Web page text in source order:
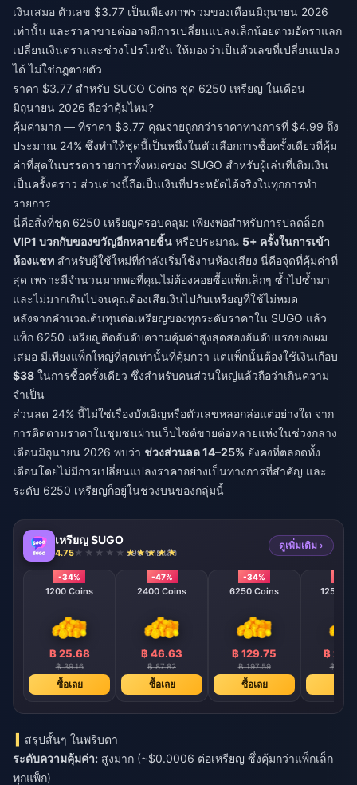
เงินเสมอ ตัวเลข $3.77 เป็นเพียงภาพรวมของเดือนมิถุนายน 2026
เท่านั้น และราคาขายต่ออาจมีการเปลี่ยนแปลงเล็กน้อยตามอัตราแลก
เปลี่ยนเงินตราและช่วงโปรโมชัน ให้มองว่าเป็นตัวเลขที่เปลี่ยนแปลง
ได้ ไม่ใช่กฎตายตัว
ราคา $3.77 สำหรับ SUGO Coins ชุด 6250 เหรียญ ในเดือน
มิถุนายน 2026 ถือว่าคุ้มไหม?
คุ้มค่ามาก — ที่ราคา $3.77 คุณจ่ายถูกกว่าราคาทางการที่ $4.99 ถึง
ประมาณ 24% ซึ่งทำให้ชุดนี้เป็นหนึ่งในตัวเลือกการซื้อครั้งเดียวที่คุ้ม
ค่าที่สุดในบรรดารายการทั้งหมดของ SUGO สำหรับผู้เล่นที่เติมเงิน
เป็นครั้งคราว ส่วนต่างนี้ถือเป็นเงินที่ประหยัดได้จริงในทุกการทำ
รายการ
นี่คือสิ่งที่ชุด 6250 เหรียญครอบคลุม: เพียงพอสำหรับการปลดล็อก
VIP1 บวกกับของขวัญอีกหลายชิ้น หรือประมาณ 5+ ครั้งในการเข้า
ห้องแชท สำหรับผู้ใช้ใหม่ที่กำลังเริ่มใช้งานห้องเสียง นี่คือจุดที่คุ้มค่าที่
สุด เพราะมีจำนวนมากพอที่คุณไม่ต้องคอยซื้อแพ็กเล็กๆ ซ้ำไปซ้ำมา
และไม่มากเกินไปจนคุณต้องเสียเงินไปกับเหรียญที่ใช้ไม่หมด
หลังจากคำนวณต้นทุนต่อเหรียญของทุกระดับราคาใน SUGO แล้ว
แพ็ก 6250 เหรียญติดอันดับความคุ้มค่าสูงสุดสองอันดับแรกของผม
เสมอ มีเพียงแพ็กใหญ่ที่สุดเท่านั้นที่คุ้มกว่า แต่แพ็กนั้นต้องใช้เงินเกือบ
$38 ในการซื้อครั้งเดียว ซึ่งสำหรับคนส่วนใหญ่แล้วถือว่าเกินความ
จำเป็น
ส่วนลด 24% นี้ไม่ใช่เรื่องบังเอิญหรือตัวเลขหลอกล่อแต่อย่างใด จาก
การติดตามราคาในชุมชนผ่านเว็บไซต์ขายต่อหลายแห่งในช่วงกลาง
เดือนมิถุนายน 2026 พบว่า ช่วงส่วนลด 14–25% ยังคงที่ตลอดทั้ง
เดือนโดยไม่มีการเปลี่ยนแปลงราคาอย่างเป็นทางการที่สำคัญ และ
ระดับ 6250 เหรียญก็อยู่ในช่วงบนของกลุ่มนี้
เหรียญ SUGO
4.75 590 ขายแล้ว
ดูเพิ่มเติม ›
-34%
1200 Coins
฿ 25.68
฿ 39.16
ซื้อเลย
-47%
2400 Coins
฿ 46.63
฿ 87.82
ซื้อเลย
-34%
6250 Coins
฿ 129.75
฿ 197.59
ซื้อเลย
12500
฿
฿
สรุปสั้นๆ ในพริบตา
ระดับความคุ้มค่า: สูงมาก (~$0.0006 ต่อเหรียญ ซึ่งคุ้มกว่าแพ็กเล็ก
ทุกแพ็ก)